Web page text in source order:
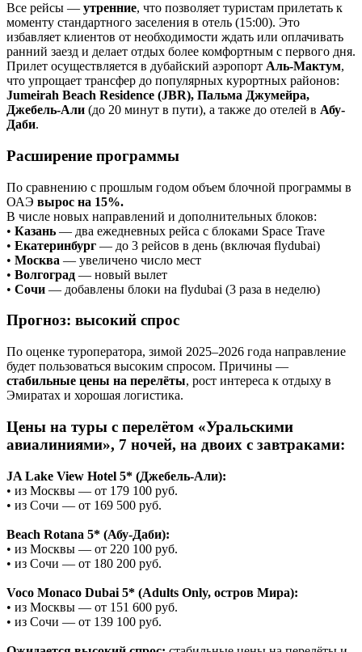
Все рейсы — утренние, что позволяет туристам прилетать к
моменту стандартного заселения в отель (15:00). Это
избавляет клиентов от необходимости ждать или оплачивать
ранний заезд и делает отдых более комфортным с первого дня.
Прилет осуществляется в дубайский аэропорт Аль-Мактум,
что упрощает трансфер до популярных курортных районов:
Jumeirah Beach Residence (JBR), Пальма Джумейра,
Джебель-Али (до 20 минут в пути), а также до отелей в Абу-
Даби.
Расширение программы
По сравнению с прошлым годом объем блочной программы в
ОАЭ вырос на 15%.
В числе новых направлений и дополнительных блоков:
• Казань — два ежедневных рейса с блоками Space Trave
• Екатеринбург — до 3 рейсов в день (включая flydubai)
• Москва — увеличено число мест
• Волгоград — новый вылет
• Сочи — добавлены блоки на flydubai (3 раза в неделю)
Прогноз: высокий спрос
По оценке туроператора, зимой 2025–2026 года направление
будет пользоваться высоким спросом. Причины —
стабильные цены на перелёты, рост интереса к отдыху в
Эмиратах и хорошая логистика.
Цены на туры с перелётом «Уральскими
авиалиниями», 7 ночей, на двоих с завтраками:
JA Lake View Hotel 5* (Джебель-Али):
• из Москвы — от 179 100 руб.
• из Сочи — от 169 500 руб.
Beach Rotana 5* (Абу-Даби):
• из Москвы — от 220 100 руб.
• из Сочи — от 180 200 руб.
Voco Monaco Dubai 5* (Adults Only, остров Мира):
• из Москвы — от 151 600 руб.
• из Сочи — от 139 100 руб.